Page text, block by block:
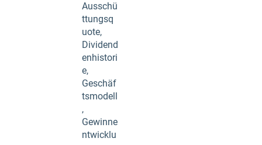
Ausschü
ttungsq
uote,
Dividend
enhistori
e,
Geschäf
tsmodell
,
Gewinne
ntwicklu